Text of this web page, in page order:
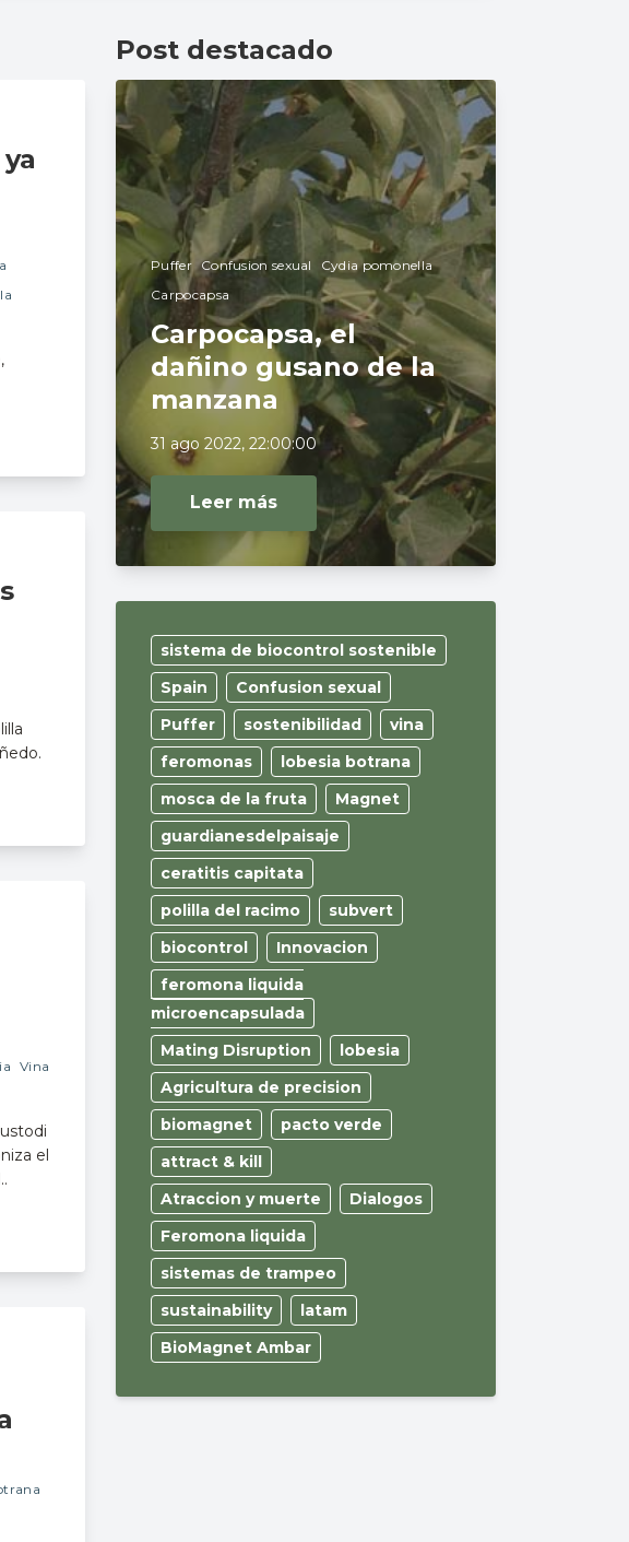
Vina
el
Post destacado
Puffer Confusion sexual
Cydia pomonella
Carpocapsa
Carpocapsa, el
dañino gusano de la
manzana
31 ago 2022, 22:00:00
Leer más
sistema de biocontrol sostenible
Spain
Confusion sexual
Puffer
sostenibilidad
vina
feromonas
lobesia botrana
mosca de la fruta
Magnet
guardianesdelpaisaje
ceratitis capitata
polilla del racimo
subvert
biocontrol
Innovacion
feromona liquida
microencapsulada
Mating Disruption
lobesia
Agricultura de precision
biomagnet
pacto verde
attract & kill
Atraccion y muerte
Dialogos
Feromona liquida
sistemas de trampeo
sustainability
latam
BioMagnet Ambar